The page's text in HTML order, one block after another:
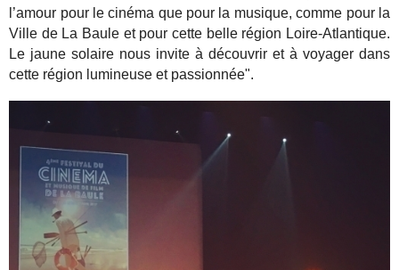
l’amour pour le cinéma que pour la musique, comme pour la
Ville de La Baule et pour cette belle région Loire-Atlantique.
Le jaune solaire nous invite à découvrir et à voyager dans
cette région lumineuse et passionnée".